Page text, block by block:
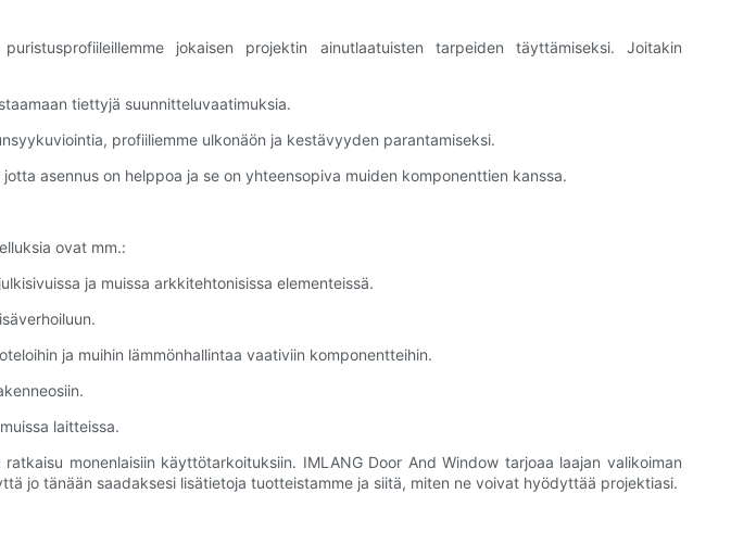
jokaisen projektin ainutlaatuisten tarpeiden täyttämiseksi. Joitakin
tiettyjä suunnitteluvaatimuksia.
profiiliemme ulkonäön ja kestävyyden parantamiseksi.
asennus on helppoa ja se on yhteensopiva muiden komponenttien kanssa.
ovat mm.:
ja muissa arkkitehtonisissa elementeissä.
ja muihin lämmönhallintaa vaativiin komponentteihin.
laitteissa.
monenlaisiin käyttötarkoituksiin. IMLANG Door And Window tarjoaa laajan valikoiman
jo tänään saadaksesi lisätietoja tuotteistamme ja siitä, miten ne voivat hyödyttää projektiasi.